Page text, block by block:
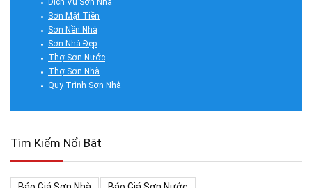
Dịch Vụ Sơn Nhà
Sơn Mặt Tiền
Sơn Nền Nhà
Sơn Nhà Đẹp
Thợ Sơn Nước
Thợ Sơn Nhà
Quy Trình Sơn Nhà
Tìm Kiếm Nổi Bật